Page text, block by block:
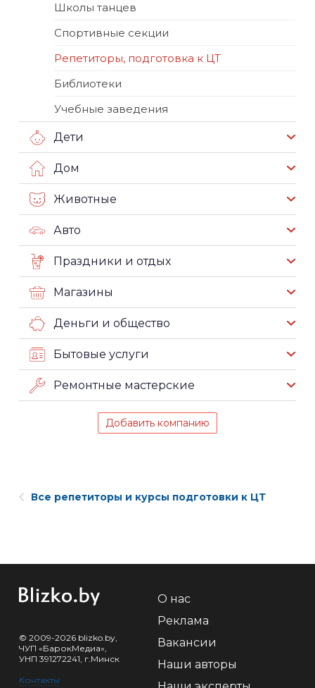
Школы танцев
Спортивные секции
Репетиторы, подготовка к ЦТ
Библиотеки
Учебные заведения
Дети
Дом
Животные
Авто
Праздники и отдых
Магазины
Деньги и общество
Бытовые услуги
Ремонтные мастерские
Добавить компанию
Все репетиторы и курсы подготовки к ЦТ
© 2009-2026 blizko.by,
ЧУП «БарокМедиа»,
УНП 391272241, г.Минск
Контакты
О нас
Реклама
Вакансии
Наши авторы